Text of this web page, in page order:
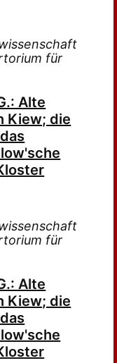
für
Alte
Kiew; die
für
Alte
Kiew; die